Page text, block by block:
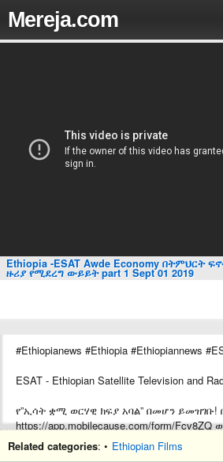
Mereja.com
Ethiopia -ESAT Awde Economy በትምህርት
ዙሪያ የሚደረግ ውይይት part 1 Sept 01 2019
#Ethiopianews #Ethiopia #Ethiopiannews
ESAT - Ethiopian Satellite Television and
የ”ኢሳት ቋሚ ወርሃዊ ክፍያ አባል” በመሆን ይመዝገቡ!
https://app.mobilecause.com/form/
772-3728 ext 4 ይመዝገቡ!
Related categories: • Ethiopian Films